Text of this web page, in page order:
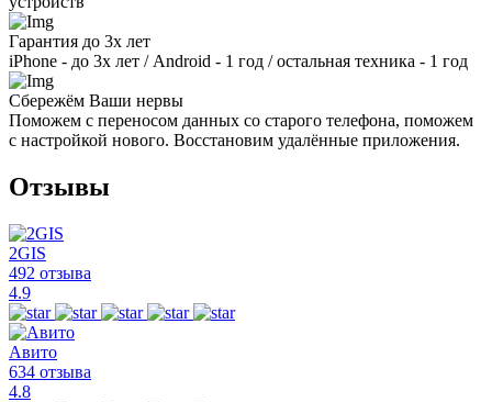
Гарантия до 3х лет
iPhone - до 3х лет / Android - 1 год / остальная техника - 1 год
Сбережём Ваши нервы
Поможем с переносом данных со старого телефона, поможем
с настройкой нового. Восстановим удалённые приложения.
Отзывы
2GIS
492 отзыва
4.9
Авито
634 отзыва
4.8